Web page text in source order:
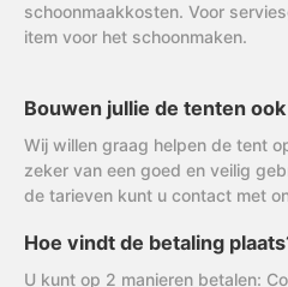
schoonmaakkosten. Voor
item voor het schoonmaken.
Bouwen jullie de tenten
Wij willen graag helpen de tent
zeker van een goed en veilig
de tarieven kunt u contact met
Hoe vindt de betaling
U kunt op 2 manieren betalen: